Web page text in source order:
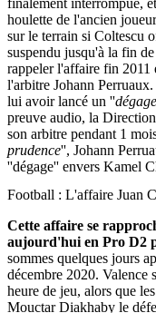
finalement interrompue,
houlette de l'ancien
sur le terrain si Coltescu
suspendu jusqu'à la fin
rappeler l'affaire fin
l'arbitre Johann
lui avoir lancé un ''
preuve audio, la
son arbitre pendant 1
prudence'', Johann
''dégage'' envers Kamel
Football : L'affaire Juan
Cette affaire se
aujourd'hui en Pro D2
sommes quelques jours
décembre 2020. Valence
heure de jeu, alors que
Mouctar Diakhaby le